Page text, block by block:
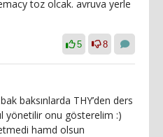
toz olcak. avruva yerle
5 8
baksınlarda THY’den ders
yönetilir onu gösterelim :)
hamd olsun